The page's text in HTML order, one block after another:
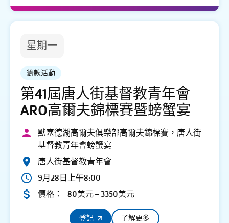
星期一
籌款活動
第41屆唐人街基督教青年會
ARO高爾夫錦標賽暨螃蟹宴
默塞德湖高爾夫俱樂部高爾夫錦標賽，唐人街
基督教青年會螃蟹宴
唐人街基督教青年會
9月28日上午8:00
價格：
80美元 – 3350美元
登記 了解更多